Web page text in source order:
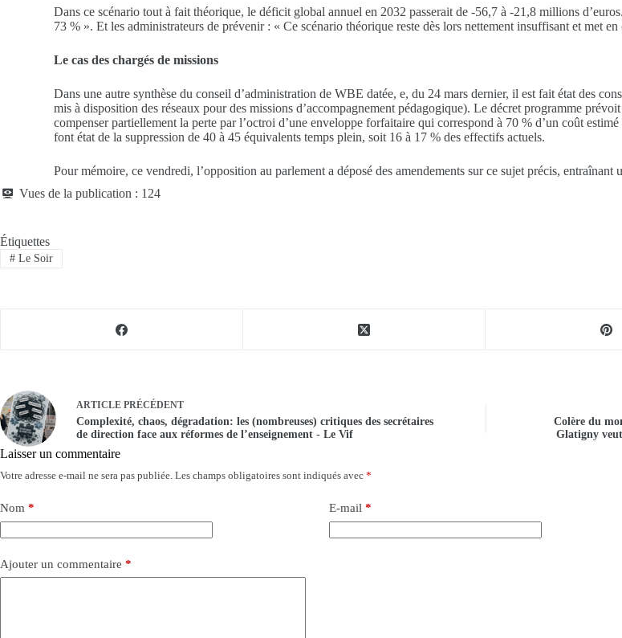
Dans ce scénario tout à fait théorique, le déficit global annuel en 2032 passerait de -56,7 à -21,8 millions
73 % ». Et les administrateurs de prévenir : « Ce scénario théorique reste dès lors nettement insuffisant et met
Le cas des chargés de missions
Dans une autre synthèse du conseil d’administration de WBE datée, e, du 24 mars dernier, il est fait état des
mis à disposition des réseaux pour des missions d’accompagnement pédagogique). Le décret programme
compenser partiellement la perte par l’octroi d’une enveloppe forfaitaire qui correspond à 70 % d’un coût
font état de la suppression de 40 à 45 équivalents temps plein, soit 16 à 17 % des effectifs actuels.
Pour mémoire, ce vendredi, l’opposition au parlement a déposé des amendements sur ce sujet précis,
Vues de la publication : 124
Étiquettes
#Le Soir
ARTICLE PRÉCÉDENT
Complexité, chaos, dégradation: les (nombreuses) critiques des secrétaires
de direction face aux réformes de l’enseignement - Le Vif
Colère du
Glatigny
Laisser un commentaire
Votre adresse e-mail ne sera pas publiée. Les champs obligatoires sont indiqués avec *
Nom * E-mail*
Ajouter un commentaire *